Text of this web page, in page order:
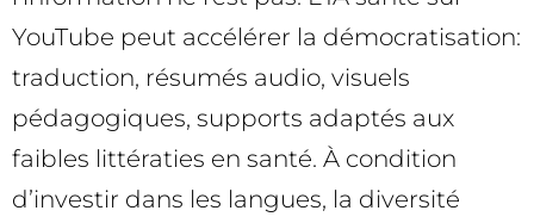
YouTube peut accélérer la démocratisation:
traduction, résumés audio, visuels
pédagogiques, supports adaptés aux
faibles littératies en santé. À condition
d’investir dans les langues, la diversité